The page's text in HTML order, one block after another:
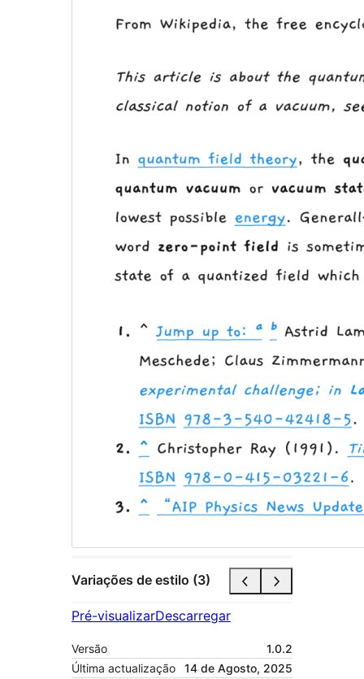
Variações de estilo (3)
Pré-visualizarDescarregar
Versão
1.0.2
Última actualização
14 de Agosto, 2025